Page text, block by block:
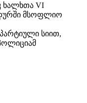
ხალხთა VI
მსოფლიო
სიით,